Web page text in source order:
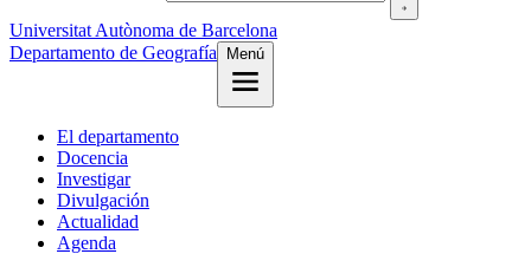
Universitat Autònoma de Barcelona
Departamento de Geografía
Menú
El departamento
Docencia
Investigar
Divulgación
Actualidad
Agenda